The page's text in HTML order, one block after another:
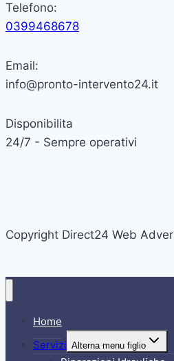
Telefono:
0399468678
Email:
info@pronto-intervento24.it
Disponibilita
24/7 - Sempre operativi
Copyright Direct24 Web
Home
Servizi Alterna menu figlio